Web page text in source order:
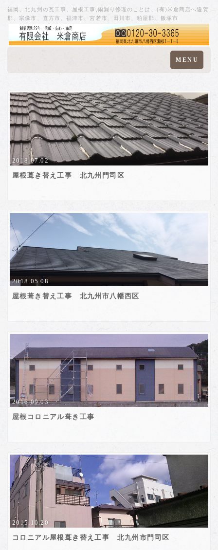
福岡、北九州の瓦工事、屋根工事,雨漏り修理のことは、(有)米倉商店へ遠賀
郡、宗像市、直方市、福津市、宮若市、田川市、粕屋郡、飯塚市
Toggle
navigation
MENU
2018.07.02
屋根葺き替え工事 北九州門司区
2018.05.08
屋根葺き替え工事 北九州市八幡西区
2016.09.03
屋根コロニアル葺き工事
2015.10.20
コロニアル屋根葺き替え工事 北九州市門司区